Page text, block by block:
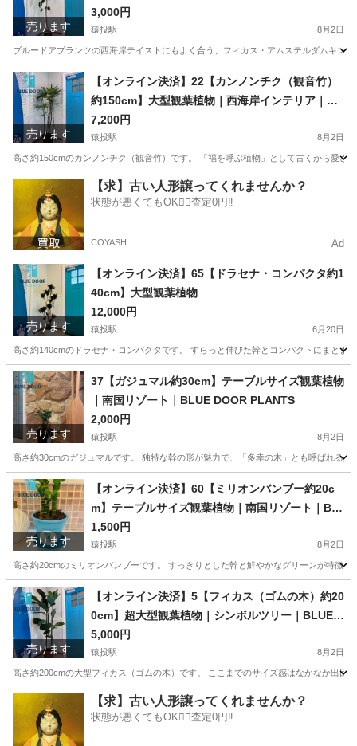
売ります
リア｜特価｜BLUE DOOR PLANTS
3,000円
猿投駅 8月2日
ブルードアプランツの西海岸テイストにもよく合う、フィカス・アムステルダムキン
愛知 豊田市 猿投駅 家庭用品 フィカス
売ります
【オンライン決済】22【カンノンチク（観音竹）
約150cm】大型観葉植物｜西海岸インテリア｜リ
ゾートスタイル｜BLUE DOOR PLANTS
7,200円
猿投駅 8月2日
高さ約150cmのカンノンチク（観音竹）です。 「福を呼ぶ植物」として古くから愛
猿投駅 家庭用品 植物
【求】古い人形譲ってくれませんか？
状態が悪くてもOK🙆‍♀️査定0円‼️
COYASH Ad
売ります
【オンライン決済】65【ドラセナ・コンパクタ約1
40cm】大型観葉植物
12,000円
猿投駅 6月20日
高さ約140cmのドラセナ・コンパクタです。 すらっと伸びた幹とコンパクトにまと
愛知 豊田市 猿投駅 家庭用品
売ります
37【ガジュマル約30cm】テーブルサイズ観葉植物
｜南国リゾート｜BLUE DOOR PLANTS
2,000円
猿投駅 8月2日
高さ約30cmのガジュマルです。 独特な幹の形が魅力で、「多幸の木」とも呼ばれる
愛知 豊田市 猿投駅 家庭用品 観葉植物
売ります
【オンライン決済】60【ミリオンバンブー約20c
m】テーブルサイズ観葉植物｜南国リゾート｜BL
UE DOOR PLANTS
1,500円
猿投駅 8月2日
高さ約20cmのミリオンバンブーです。 すっきりとした幹と鮮やかなグリーンが特徴
愛知 豊田市 猿投駅 家庭用品 観葉植物
売ります
【オンライン決済】5【フィカス（ゴムの木）約20
0cm】超大型観葉植物｜シンボルツリー｜BLUE D
OOR PLANTS
5,000円
猿投駅 8月2日
高さ約200cmの大型フィカス（ゴムの木）です。 ここまでのサイズ感はなかなか出
猿投駅 家庭用品 フィカス
【求】古い人形譲ってくれませんか？
状態が悪くてもOK🙆‍♀️査定0円‼️